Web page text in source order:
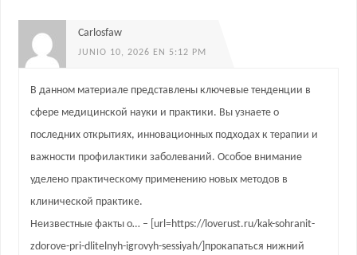
Carlosfaw
JUNIO 10, 2026 EN 5:12 PM
В данном материале представлены ключевые тенденции в
сфере медицинской науки и практики. Вы узнаете о
последних открытиях, инновационных подходах к терапии и
важности профилактики заболеваний. Особое внимание
уделено практическому применению новых методов в
клинической практике.
Неизвестные факты о… – [url=https://loverust.ru/kak-sohranit-
zdorove-pri-dlitelnyh-igrovyh-sessiyah/]прокапаться нижний